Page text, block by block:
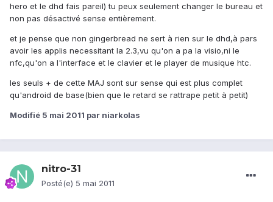
hero et le dhd fais pareil) tu peux seulement changer le bureau et
non pas désactivé sense entièrement.
et je pense que non gingerbread ne sert à rien sur le dhd,à pars
avoir les applis necessitant la 2.3,vu qu'on a pa la visio,ni le
nfc,qu'on a l'interface et le clavier et le player de musique htc.
les seuls + de cette MAJ sont sur sense qui est plus complet
qu'android de base(bien que le retard se rattrape petit à petit)
Modifié 5 mai 2011 par niarkolas
nitro-31
Posté(e) 5 mai 2011